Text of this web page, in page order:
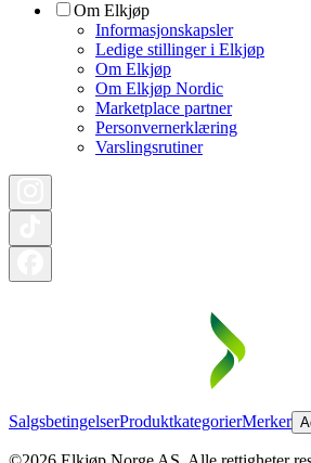
Om Elkjøp
Informasjonskapsler
Ledige stillinger i Elkjøp
Om Elkjøp
Om Elkjøp Nordic
Marketplace partner
Personvernerklæring
Varslingsrutiner
SalgsbetingelserProduktkategorierMerker